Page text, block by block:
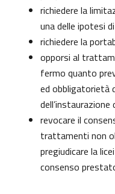
richiedere la
una delle ipotesi
richiedere la
opporsi al
fermo quanto
ed obbligatorietà
revocare il
trattamenti non
pregiudicare la
consenso